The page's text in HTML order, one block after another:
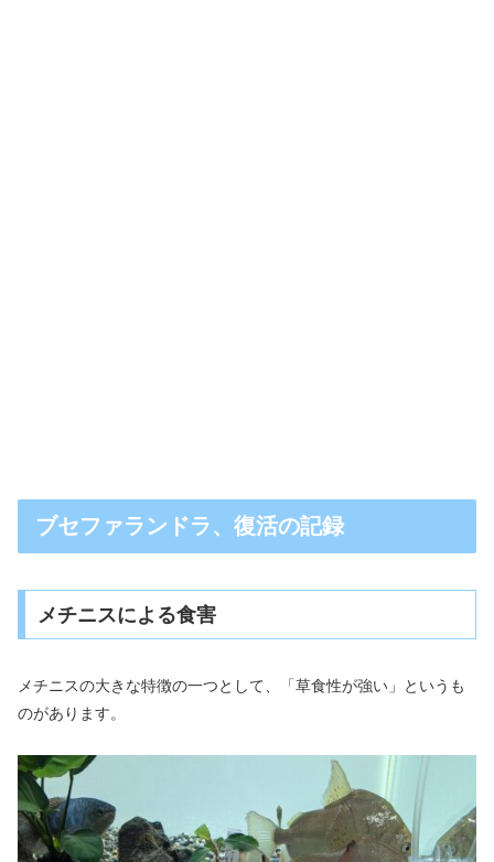
ブセファランドラ、復活の記録
メチニスによる食害
メチニスの大きな特徴の一つとして、「草食性が強い」というも
のがあります。